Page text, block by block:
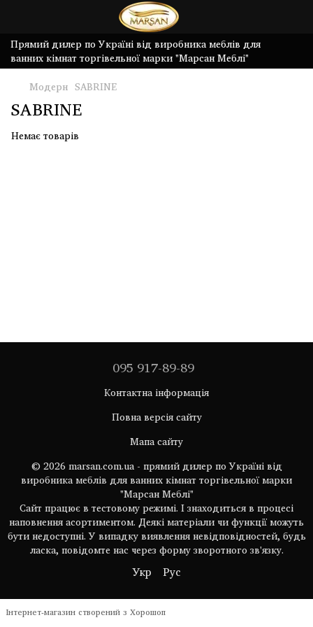
Прямий дилер по Україні від виробника меблів для
ванних кімнат торгівельної марки "Марсан Меблі"
Модерн SABRINE
SABRINE
Немає товарів
095 917-89-89
Контактна інформація
Повна версія сайту
Мапа сайту
© 2026 marsan.com.ua - прямий дилер по Україні від
виробника меблів для ванних кімнат торгівельної марки
"Марсан Меблі"
Сайт працює в тестовому режимі. І знаходиться в процесі
наповнення асортиментом. Деякі матеріали чи функції можуть
бути недоступні. У випадку виявлення невідповідностей, будь
ласка, повідомте нас через форму зворотного зв'язку.
Укр Рус
Інтернет-магазин створений з Хорошоп